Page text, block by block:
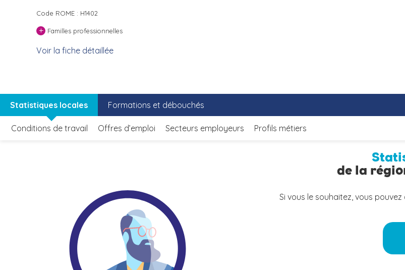
Code ROME : H1402
+ Familles professionnelles
Voir la fiche détaillée
Statistiques locales Formations et débouchés
Conditions de travail Offres d’emploi Secteurs employeurs Profils métiers
de la
Si vous le souhaitez, vous